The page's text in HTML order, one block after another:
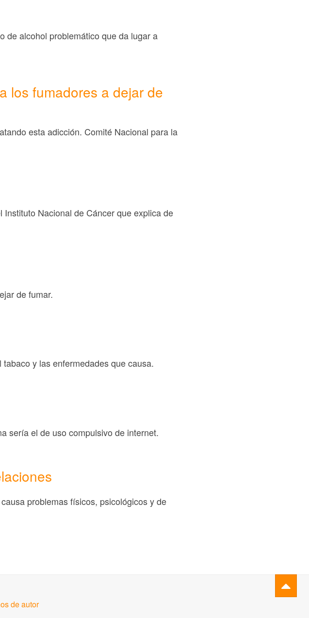
de alcohol problemático que da lugar a
los fumadores a dejar de
esta adicción. Comité Nacional para la
Nacional de Cáncer que explica de
de fumar.
y las enfermedades que causa.
sería el de uso compulsivo de internet.
problemas físicos, psicológicos y de
de autor